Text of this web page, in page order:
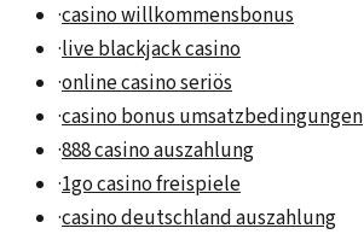
·casino willkommensbonus
·live blackjack casino
·online casino seriös
·casino bonus umsatzbedingungen
·888 casino auszahlung
·1go casino freispiele
·casino deutschland auszahlung